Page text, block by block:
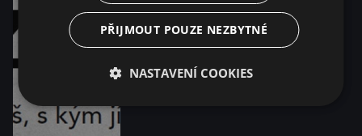
PŘIJMOUT POUZE NEZBYTNÉ
NASTAVENÍ COOKIES